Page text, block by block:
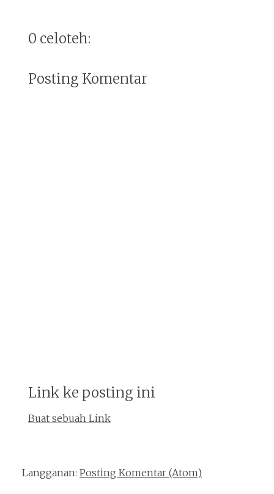
0 celoteh:
Posting Komentar
Link ke posting ini
Buat sebuah Link
Langganan: Posting Komentar (Atom)